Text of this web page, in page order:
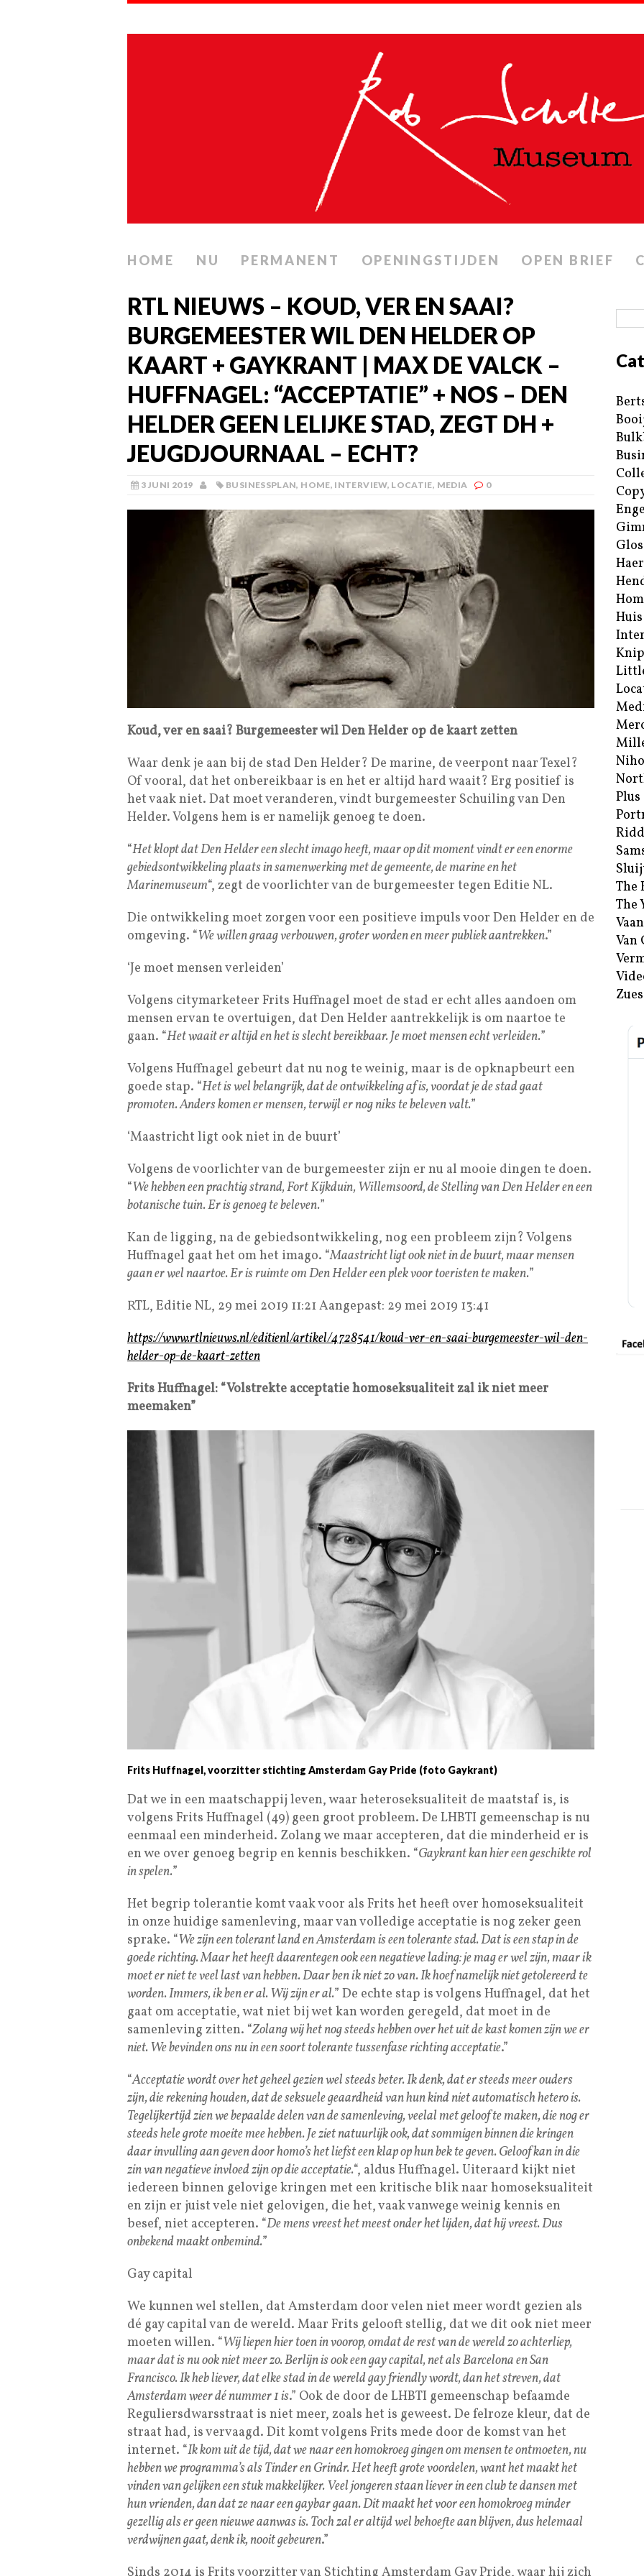
HOME NU PERMANENT OPENINGSTIJDEN OPEN BRIEF
RTL NIEUWS – KOUD, VER EN SAAI?
BURGEMEESTER WIL DEN HELDER OP
KAART + GAYKRANT | MAX DE VALCK –
HUFFNAGEL: “ACCEPTATIE” + NOS – DEN
HELDER GEEN LELIJKE STAD, ZEGT DH +
JEUGDJOURNAAL – ECHT?
3 JUNI 2019 BUSINESSPLAN, HOME, INTERVIEW, LOCATIE, MEDIA 0
Koud, ver en saai? Burgemeester wil Den Helder op de kaart zetten
Waar denk je aan bij de stad Den Helder? De marine, de veerpont naar Texel?
Of vooral, dat het onbereikbaar is en het er altijd hard waait? Erg positief is
het vaak niet. Dat moet veranderen, vindt burgemeester Schuiling van Den
Helder. Volgens hem is er namelijk genoeg te doen.
“Het klopt dat Den Helder een slecht imago heeft, maar op dit moment vindt er een enorme
gebiedsontwikkeling plaats in samenwerking met de gemeente, de marine en het
Marinemuseum“, zegt de voorlichter van de burgemeester tegen Editie NL.
Die ontwikkeling moet zorgen voor een positieve impuls voor Den Helder en de
omgeving. “We willen graag verbouwen, groter worden en meer publiek aantrekken.”
‘Je moet mensen verleiden’
Volgens citymarketeer Frits Huffnagel moet de stad er echt alles aandoen om
mensen ervan te overtuigen, dat Den Helder aantrekkelijk is om naartoe te
gaan. “Het waait er altijd en het is slecht bereikbaar. Je moet mensen echt verleiden.”
Volgens Huffnagel gebeurt dat nu nog te weinig, maar is de opknapbeurt een
goede stap. “Het is wel belangrijk, dat de ontwikkeling af is, voordat je de stad gaat
promoten. Anders komen er mensen, terwijl er nog niks te beleven valt.”
‘Maastricht ligt ook niet in de buurt’
Volgens de voorlichter van de burgemeester zijn er nu al mooie dingen te doen.
“We hebben een prachtig strand, Fort Kijkduin, Willemsoord, de Stelling van Den Helder en een
botanische tuin. Er is genoeg te beleven.”
Kan de ligging, na de gebiedsontwikkeling, nog een probleem zijn? Volgens
Huffnagel gaat het om het imago. “Maastricht ligt ook niet in de buurt, maar mensen
gaan er wel naartoe. Er is ruimte om Den Helder een plek voor toeristen te maken.”
RTL, Editie NL, 29 mei 2019 11:21 Aangepast: 29 mei 2019 13:41
https://www.rtlnieuws.nl/editienl/artikel/4728541/koud-ver-en-saai-burgemeester-wil-den-
helder-op-de-kaart-zetten
Frits Huffnagel: “Volstrekte acceptatie homoseksualiteit zal ik niet meer
meemaken”
Frits Huffnagel, voorzitter stichting Amsterdam Gay Pride (foto Gaykrant)
Dat we in een maatschappij leven, waar heteroseksualiteit de maatstaf is, is
volgens Frits Huffnagel (49) geen groot probleem. De LHBTI gemeenschap is nu
eenmaal een minderheid. Zolang we maar accepteren, dat die minderheid er is
en we over genoeg begrip en kennis beschikken. “Gaykrant kan hier een geschikte rol
in spelen.”
Het begrip tolerantie komt vaak voor als Frits het heeft over homoseksualiteit
in onze huidige samenleving, maar van volledige acceptatie is nog zeker geen
sprake. “We zijn een tolerant land en Amsterdam is een tolerante stad. Dat is een stap in de
goede richting. Maar het heeft daarentegen ook een negatieve lading: je mag er wel zijn, maar ik
moet er niet te veel last van hebben. Daar ben ik niet zo van. Ik hoef namelijk niet getolereerd te
worden. Immers, ik ben er al. Wij zijn er al.” De echte stap is volgens Huffnagel, dat het
gaat om acceptatie, wat niet bij wet kan worden geregeld, dat moet in de
samenleving zitten. “Zolang wij het nog steeds hebben over het uit de kast komen zijn we er
niet. We bevinden ons nu in een soort tolerante tussenfase richting acceptatie.”
“Acceptatie wordt over het geheel gezien wel steeds beter. Ik denk, dat er steeds meer ouders
zijn, die rekening houden, dat de seksuele geaardheid van hun kind niet automatisch hetero is.
Tegelijkertijd zien we bepaalde delen van de samenleving, veelal met geloof te maken, die nog er
steeds hele grote moeite mee hebben. Je ziet natuurlijk ook, dat sommigen binnen die kringen
daar invulling aan geven door homo’s het liefst een klap op hun bek te geven. Geloof kan in die
zin van negatieve invloed zijn op die acceptatie.“, aldus Huffnagel. Uiteraard kijkt niet
iedereen binnen gelovige kringen met een kritische blik naar homoseksualiteit
en zijn er juist vele niet gelovigen, die het, vaak vanwege weinig kennis en
besef, niet accepteren. “De mens vreest het meest onder het lijden, dat hij vreest. Dus
onbekend maakt onbemind.”
Gay capital
We kunnen wel stellen, dat Amsterdam door velen niet meer wordt gezien als
dé gay capital van de wereld. Maar Frits gelooft stellig, dat we dit ook niet meer
moeten willen. “Wij liepen hier toen in voorop, omdat de rest van de wereld zo achterliep,
maar dat is nu ook niet meer zo. Berlijn is ook een gay capital, net als Barcelona en San
Francisco. Ik heb liever, dat elke stad in de wereld gay friendly wordt, dan het streven, dat
Amsterdam weer dé nummer 1 is.” Ook de door de LHBTI gemeenschap befaamde
Reguliersdwarsstraat is niet meer, zoals het is geweest. De felroze kleur, dat de
straat had, is vervaagd. Dit komt volgens Frits mede door de komst van het
internet. “Ik kom uit de tijd, dat we naar een homokroeg gingen om mensen te ontmoeten, nu
hebben we programma’s als Tinder en Grindr. Het heeft grote voordelen, want het maakt het
vinden van gelijken een stuk makkelijker. Veel jongeren staan liever in een club te dansen met
hun vrienden, dan dat ze naar een gaybar gaan. Dit maakt het voor een homokroeg minder
gezellig als er geen nieuwe aanwas is. Toch zal er altijd wel behoefte aan blijven, dus helemaal
verdwijnen gaat, denk ik, nooit gebeuren.”
Plus
The
The
Van